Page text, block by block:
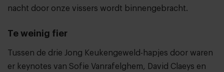
nacht door onze vissers wordt binnengebracht.
Te weinig fier
Tussen de drie Jong Keukengeweld-hapjes door waren
er keynotes van Sofie Vanrafelghem, David Claeys en